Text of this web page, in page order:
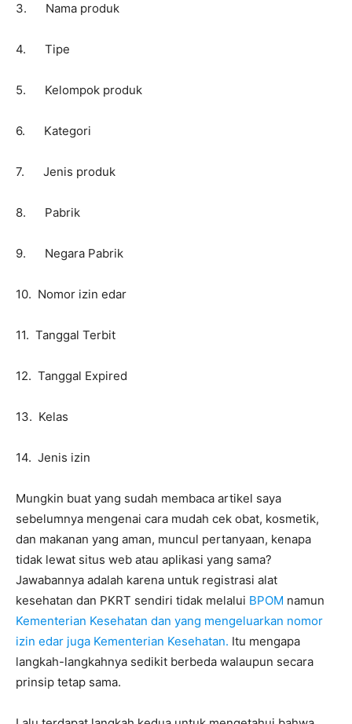
3. Nama produk
4. Tipe
5. Kelompok produk
6. Kategori
7. Jenis produk
8. Pabrik
9. Negara Pabrik
10. Nomor izin edar
11. Tanggal Terbit
12. Tanggal Expired
13. Kelas
14. Jenis izin
Mungkin buat yang sudah membaca artikel saya
sebelumnya mengenai cara mudah cek obat, kosmetik,
dan makanan yang aman, muncul pertanyaan, kenapa
tidak lewat situs web atau aplikasi yang sama?
Jawabannya adalah karena untuk registrasi alat
kesehatan dan PKRT sendiri tidak melalui BPOM namun
Kementerian Kesehatan dan yang mengeluarkan nomor
izin edar juga Kementerian Kesehatan. Itu mengapa
langkah-langkahnya sedikit berbeda walaupun secara
prinsip tetap sama.